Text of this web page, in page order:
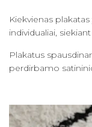
Kiekvienas
individualiai,
Plakatus
perdirbamo